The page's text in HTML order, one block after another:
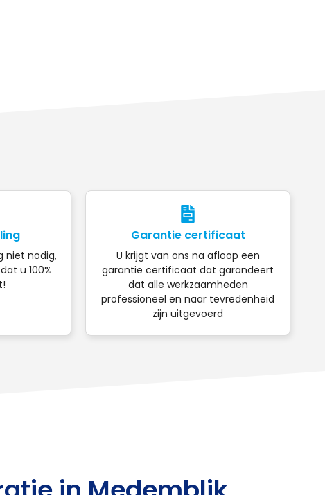
niet nodig,
u 100%
Garantie certificaat
U krijgt van ons na afloop een
garantie certificaat dat garandeert
dat alle werkzaamheden
professioneel en naar tevredenheid
zijn uitgevoerd